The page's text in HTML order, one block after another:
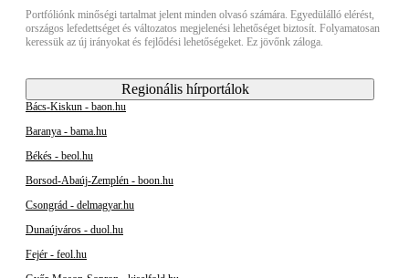
Portfóliónk minőségi tartalmat jelent minden olvasó számára. Egyedülálló elérést,
országos lefedettséget és változatos megjelenési lehetőséget biztosít. Folyamatosan
keressük az új irányokat és fejlődési lehetőségeket. Ez jövőnk záloga.
Regionális hírportálok
Bács-Kiskun - baon.hu
Baranya - bama.hu
Békés - beol.hu
Borsod-Abaúj-Zemplén - boon.hu
Csongrád - delmagyar.hu
Dunaújváros - duol.hu
Fejér - feol.hu